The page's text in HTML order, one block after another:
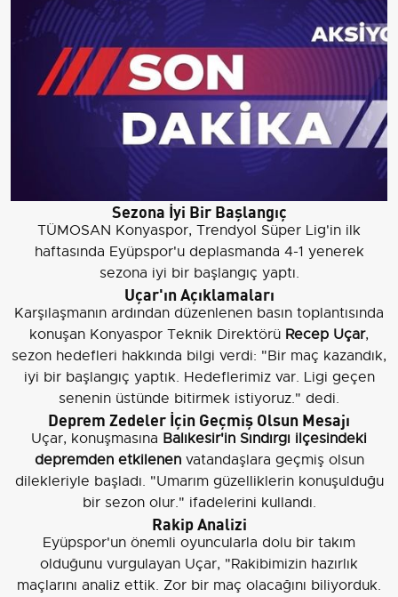
Sezona İyi Bir Başlangıç
TÜMOSAN Konyaspor, Trendyol Süper Lig'in ilk
haftasında Eyüpspor'u deplasmanda 4-1 yenerek
sezona iyi bir başlangıç yaptı.
Uçar'ın Açıklamaları
Karşılaşmanın ardından düzenlenen basın toplantısında
konuşan Konyaspor Teknik Direktörü Recep Uçar,
sezon hedefleri hakkında bilgi verdi: "Bir maç kazandık,
iyi bir başlangıç yaptık. Hedeflerimiz var. Ligi geçen
senenin üstünde bitirmek istiyoruz." dedi.
Deprem Zedeler İçin Geçmiş Olsun Mesajı
Uçar, konuşmasına Balıkesir'in Sındırgı ilçesindeki
depremden etkilenenvatandaşlara geçmiş olsun
dilekleriyle başladı. "Umarım güzelliklerin konuşulduğu
bir sezon olur." ifadelerini kullandı.
Rakip Analizi
Eyüpspor'un önemli oyuncularla dolu bir takım
olduğunu vurgulayan Uçar, "Rakibimizin hazırlık
maçlarını analiz ettik. Zor bir maç olacağını biliyorduk.